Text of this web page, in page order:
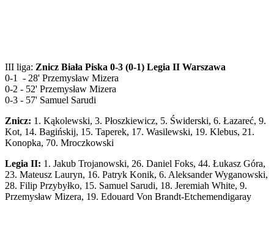
III liga: Znicz Biała Piska 0-3 (0-1) Legia II Warszawa
0-1 - 28' Przemysław Mizera
0-2 - 52' Przemysław Mizera
0-3 - 57' Samuel Sarudi
Znicz: 1. Kąkolewski, 3. Płoszkiewicz, 5. Świderski, 6. Łazareć, 9.
Kot, 14. Bagińskij, 15. Taperek, 17. Wasilewski, 19. Klebus, 21.
Konopka, 70. Mroczkowski
Legia II: 1. Jakub Trojanowski, 26. Daniel Foks, 44. Łukasz Góra,
23. Mateusz Lauryn, 16. Patryk Konik, 6. Aleksander Wyganowski,
28. Filip Przybyłko, 15. Samuel Sarudi, 18. Jeremiah White, 9.
Przemysław Mizera, 19. Edouard Von Brandt-Etchemendigaray